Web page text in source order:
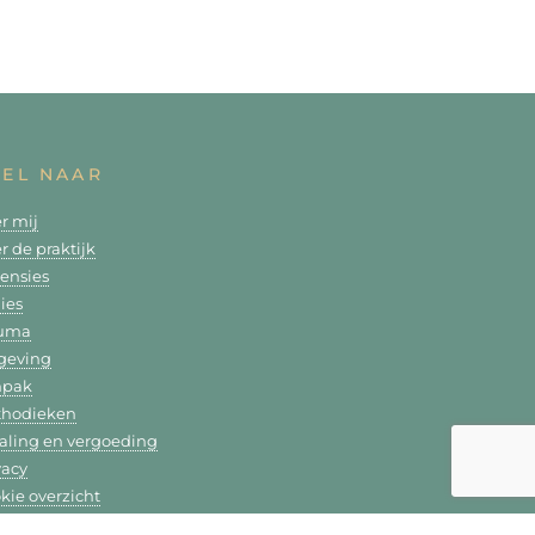
NAAR
mij
de praktijk
en vergoeding
overzicht